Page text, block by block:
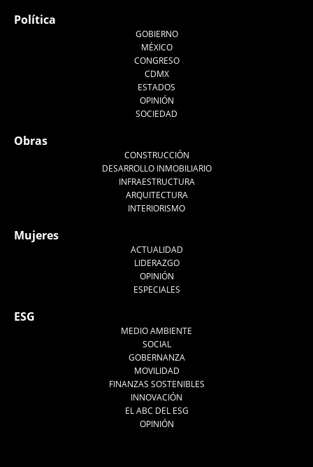
Política
GOBIERNO
MÉXICO
CONGRESO
CDMX
ESTADOS
OPINIÓN
SOCIEDAD
Obras
CONSTRUCCIÓN
DESARROLLO INMOBILIARIO
INFRAESTRUCTURA
ARQUITECTURA
INTERIORISMO
Mujeres
ACTUALIDAD
LIDERAZGO
OPINIÓN
ESPECIALES
ESG
MEDIO AMBIENTE
SOCIAL
GOBERNANZA
MOVILIDAD
FINANZAS SOSTENIBLES
INNOVACIÓN
EL ABC DEL ESG
OPINIÓN